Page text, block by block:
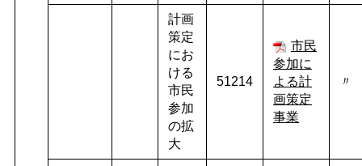
計画
策定
にお
ける
市民
参加
の拡
大
51214
市民
参加に
よる計
画策定
事業
〃